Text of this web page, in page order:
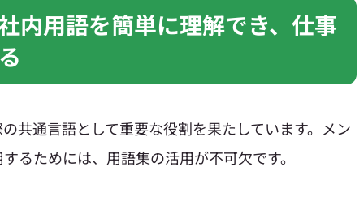
内用語を簡単に理解でき、仕事
共通言語として重要な役割を果たしています。メン
るためには、用語集の活用が不可欠です。